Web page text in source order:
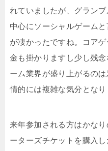
れていましたが、グラン
中心にソーシャルゲーム
が凄かったですね。コア
金も掛かりますし少し残
ーム業界が盛り上がるの
情的には複雑な気分となり
来年参加される方はかな
ーターズチケットを購入